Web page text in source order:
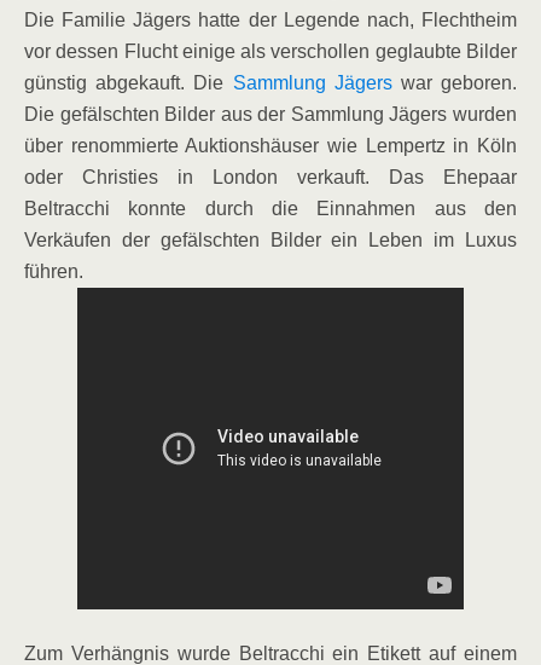
Die Familie Jägers hatte der Legende nach, Flechtheim
vor dessen Flucht einige als verschollen geglaubte Bilder
günstig abgekauft. Die Sammlung Jägerswar geboren.
Die gefälschten Bilder aus der Sammlung Jägers wurden
über renommierte Auktionshäuser wie Lempertz in Köln
oder Christies in London verkauft. Das Ehepaar
Beltracchi konnte durch die Einnahmen aus den
Verkäufen der gefälschten Bilder ein Leben im Luxus
führen.
Zum Verhängnis wurde Beltracchi ein Etikett auf einem